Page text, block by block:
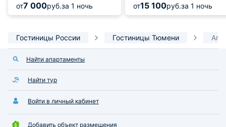
от7 000руб.за 1 ночь от15 100руб.за 1 ночь
Гостиницы России Гостиницы Тюмени
Найти апартаменты
Найти тур
Войти в личный кабинет
Добавить объект размещения